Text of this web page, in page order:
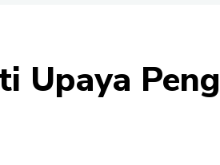
Upaya